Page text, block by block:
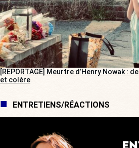
[REPORTAGE] Meurtre d’Henry Nowak :
et colère
ENTRETIENS/RÉACTIONS